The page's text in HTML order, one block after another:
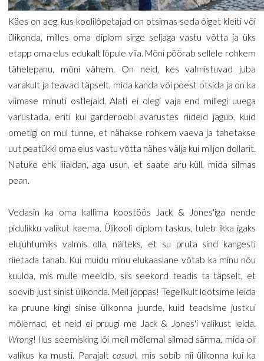
Käes on aeg, kus koolilõpetajad on otsimas seda õiget kleiti või
ülikonda, milles oma diplom sirge seljaga vastu võtta ja üks
etapp oma elus edukalt lõpule viia. Mõni pöörab sellele rohkem
tähelepanu, mõni vähem. On neid, kes valmistuvad juba
varakult ja teavad täpselt, mida kanda või poest otsida ja on ka
viimase minuti ostlejaid. Alati ei olegi vaja end millegi uuega
varustada, eriti kui garderoobi avarustes riideid jagub, kuid
ometigi on mul tunne, et nähakse rohkem vaeva ja tahetakse
uut peatükki oma elus vastu võtta nähes välja kui miljon dollarit.
Natuke ehk liialdan, aga usun, et saate aru küll, mida silmas
pean.
Vedasin ka oma kallima koostöös Jack & Jones'iga nende
pidulikku valikut kaema. Ülikooli diplom taskus, tuleb ikka igaks
elujuhtumiks valmis olla, näiteks, et su pruta sind kangesti
riietada tahab. Kui muidu minu elukaaslane võtab ka minu nõu
kuulda, mis mulle meeldib, siis seekord teadis ta täpselt, et
soovib just sinist ülikonda. Meil joppas! Tegelikult lootsime leida
ka pruune kingi sinise ülikonna juurde, kuid teadsime justkui
mõlemad, et neid ei pruugi me Jack & Jones'i valikust leida.
Wrong! Ilus seemisking lõi meil mõlemal silmad särma, mida oli
valikus ka musti. Parajalt casual, mis sobib nii ülikonna kui ka